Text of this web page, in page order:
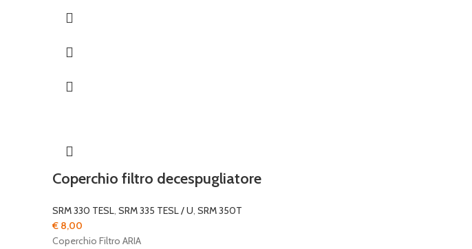
Coperchio filtro decespugliatore
SRM 330 TESL, SRM 335 TESL / U, SRM 350T
€ 8,00
Coperchio Filtro ARIA